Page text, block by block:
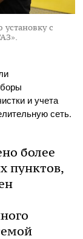
установку с
и учета
сеть.
более
пунктов,